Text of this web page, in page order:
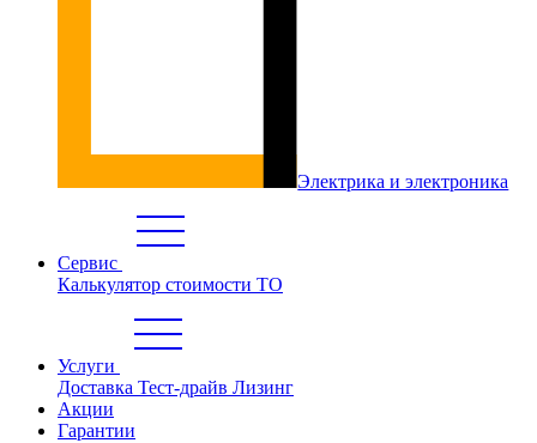
Электрика и электроника
Сервис
Калькулятор стоимости ТО
Услуги
Доставка Тест-драйв Лизинг
Акции
Гарантии